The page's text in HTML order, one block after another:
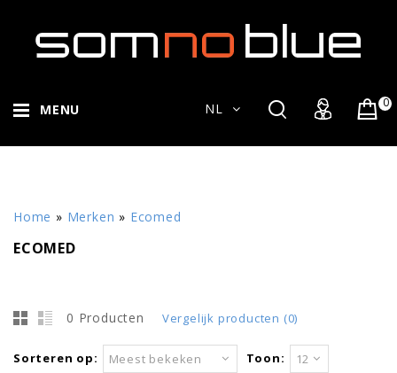
MENU 0
NL
Home » Merken » Ecomed
ECOMED
0 Producten Vergelijk producten (0)
Sorteren op: Meest bekeken Toon: 12